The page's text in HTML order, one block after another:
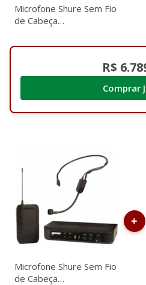
Microfone Shure Sem Fio
de Cabeça
R$
Microfone Shure Sem Fio
de Cabeça